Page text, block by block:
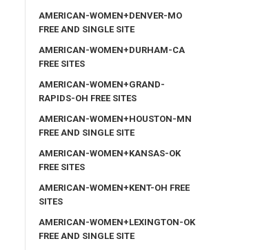
AMERICAN-WOMEN+DENVER-MO
FREE AND SINGLE SITE
AMERICAN-WOMEN+DURHAM-CA
FREE SITES
AMERICAN-WOMEN+GRAND-
RAPIDS-OH FREE SITES
AMERICAN-WOMEN+HOUSTON-MN
FREE AND SINGLE SITE
AMERICAN-WOMEN+KANSAS-OK
FREE SITES
AMERICAN-WOMEN+KENT-OH FREE
SITES
AMERICAN-WOMEN+LEXINGTON-OK
FREE AND SINGLE SITE